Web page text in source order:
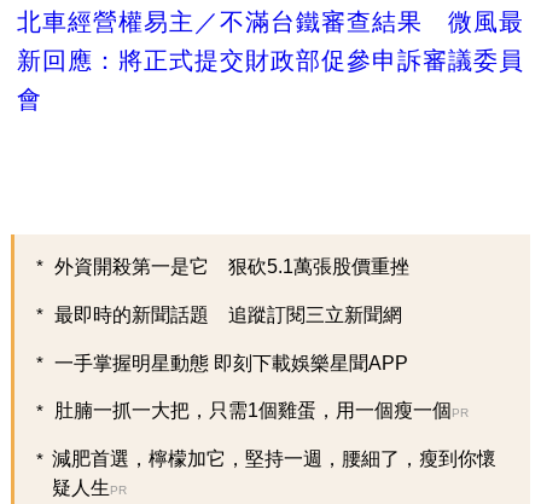
北車經營權易主／不滿台鐵審查結果 微風最
新回應：將正式提交財政部促參申訴審議委員
會
外資開殺第一是它 狠砍5.1萬張股價重挫
最即時的新聞話題 追蹤訂閱三立新聞網
一手掌握明星動態 即刻下載娛樂星聞APP
肚腩一抓一大把，只需1個雞蛋，用一個瘦一個PR
減肥首選，檸檬加它，堅持一週，腰細了，瘦到你懷
疑人生PR